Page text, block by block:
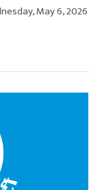
May 6, 2026